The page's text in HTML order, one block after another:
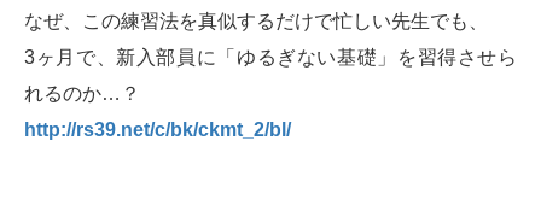
なぜ、この練習法を真似するだけで忙しい先生でも、
3ヶ月で、新入部員に「ゆるぎない基礎」を習得させら
れるのか…？
http://rs39.net/c/bk/ckmt_2/bl/